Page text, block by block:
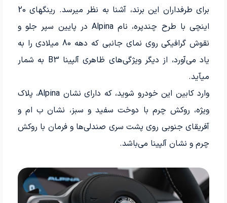
برای طرفداران این برند، آشنا به نظر می­­رسد. رینگ­­های 20
اینچی با طرح چندپره، نام Alpina در پایین سپر جلو و
نقوش گرافیکی روی نمای جانبی که دهه 80 میلادی را به
یاد می‌آورد، از دیگر ویژگی‌های ظاهری آلپینا B3 به شمار
می­­­آید.
وارد کابین این خودرو شوید، که دارای نشان Alpina، پلاک
ویژه، روکش چرم با دوخت سفید و سبز، نشان ب‌ ام‌ و
آفریقای جنوبی روی پشت سری صندلی‌ها و فرمان با روکش
چرم و نشان آلپینا می‌باشد.